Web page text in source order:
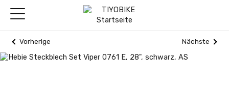
Vorherige Nächste